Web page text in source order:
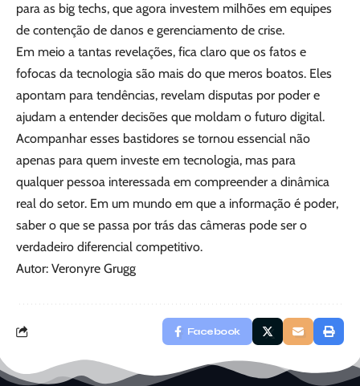
para as big techs, que agora investem milhões em equipes
de contenção de danos e gerenciamento de crise.
Em meio a tantas revelações, fica claro que os fatos e
fofocas da tecnologia são mais do que meros boatos. Eles
apontam para tendências, revelam disputas por poder e
ajudam a entender decisões que moldam o futuro digital.
Acompanhar esses bastidores se tornou essencial não
apenas para quem investe em tecnologia, mas para
qualquer pessoa interessada em compreender a dinâmica
real do setor. Em um mundo em que a informação é poder,
saber o que se passa por trás das câmeras pode ser o
verdadeiro diferencial competitivo.
Autor: Veronyre Grugg
Facebook